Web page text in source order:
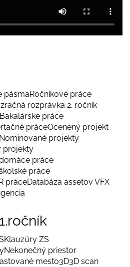
pásmaRočníkové práce
rozprávka 2. ročník
Bakalárske práce
práceOcenený projekt
Nominované projekty
projekty
práce
práce
práceDatabáza assetov VFX
Klauzúry ZS
Nekonečný priestor
mesto3D3D scan